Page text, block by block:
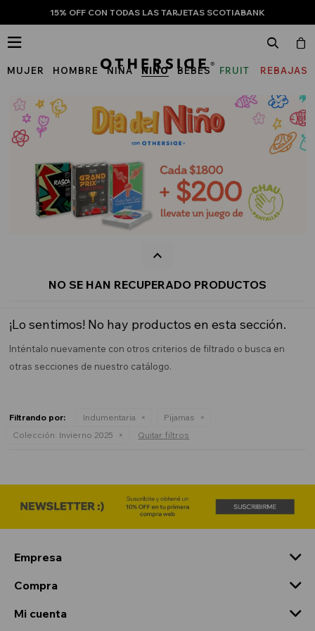
15% OFF CON TODAS LAS TARJETAS SCOTIABANK
MUJER HOMBRE NIÑA NIÑO BEBÉS
FRUIT
THE
LOOM
REBAJAS

NO SE HAN RECUPERADO PRODUCTOS
¡Lo sentimos! No hay productos en esta sección.
Inténtalo nuevamente con otros criterios de filtrado o busca en
otras secciones de nuestro catálogo.
Filtrando por: Indumentaria
Pijamas
Colección: Invierno 2025 Quitar filtros
Empresa
Compra
Mi cuenta